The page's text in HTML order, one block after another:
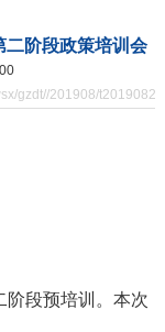
二阶段政策培训会
gzdt//201908/
段预培训。本次